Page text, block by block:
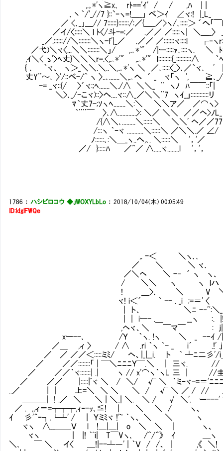
,.｡*'ヽ≧x､ rﾄ=='ｲ' / / ,ﾊ | | 難しい判断
､丶｀/'_//7 }::`ｰヽ=!＿_」 べ＞ｲ ∠ヾ:! |_L_
／ <､_」＿// 7::::::}:::::::/:／{＿_／>ヽ/､:::::＞ ´へ「￣
／イ/〈:::::＼ l ﾄ〈/斗-=:／ .／／ ／:::::ヽ| ＼＿_〉
_／.:::::://＼::::::::＼ヽ-f'|_／ .／／ ／:::::::ヾ::::l ┌‐ヽ
／弋)＼ヾ〈...＼＼::::::::＼」/ ,.｡*'" /|ー:::::ｧ､::::ヽ. ＼ ﾄ
,ｲ＼< ゝ'>ﾍ丈}＼＼＼r=.<,.｡*'" ,.｡*'" l:::::::::{_::::::::::∧ ｀
{ ､ ｀ヾ、 ヽ＞_＼＼.＼..＼,.｡*'ヽ ＼ ／､:::::〈_〉､／｀ヾ､ '
丈Y¨～､ 〉'/::べ-/^ ヽ 〉..､.......＼,.｡へ ´ _ ヾ「ヽ ', ≧､_/
-= _ヾ::{/ 〉´ヾ:;ﾍ.......＼./∧ ＼＼_ ¨ ヽﾉ ﾊ￣￣::「|
＼>､_/ｰこヾ)::〉へ....ヾ::∧_／＼＼¨7 ヽｲ_」::::::::::::リ
ﾏ｀丈7-;ｿヽﾍ........＼:＼ ＼＼ア／ ／⌒ヽ>
｀¨¨￣ 〉､∧............>: ＼／ ＼＼ ／／ヘ>ﾉL_
/{∧＼､.........＼::::::＼ ＼＼' ヘ／／77
/:::ヽ ｀ｰヾ ...........＼::::::＼ ／＼＼.／ ∠/
ﾉ::::::､:＼＿_ヽ..へ,､. ＼::::::＼ '，'／
／/ }:::::ﾊ ／^／ ∧.....ヾ........l '，'，
1786 ： ハシビロコウ ◆.jWOXYLbLo ：2018/10/04(木) 00:05:49
ID:IdglFWQe
,. -＜ ＼ヽ､､
／ ＼ ＼ ヾ､
／＼ヘ ＼ -‐ ´ ヽ ヽ、
/ ＼＼ ヽ ヽ lハ
! ＿>､ ＼ V
ヾ! i＜´ ｀ ｰ- . _i ;=＝' 〈
| ト、 ＼ﾆ -‐'ﾞ:＼_,. イ r=====t､ とこ
| | iー- .＿ __ヽ :. |!┐ | ／
,ヘヾ、＼ ￣マ￣ : ｊ|ヨ |∠
xー--､ /Ｙ ｀ヽ. !ヽ ＼ _ -‐ｲ /|ｦ'´ ￣￣
／＿ ,ィ 〉 / ∧ .ｒi ｀ヽ ｀- _ i´ .!'
／ ／ ／／＜:::::ミﾐ/ ヘ、|_|__i. ト ｀ ┴ﾆ二彡'/i
／ ／／::::::::「 | ￣＼ﾆﾆﾆＹ￣.＼ | 三ヾ.
／ ／／｀ヾ:::::::| .| ヽ // x'⌒ヽ｀ヽL 三 | //圭圭
／ ／／ |:::::|ﾞヾ ＼ / ＼/ √ ＼ ｀ミｰヾ-=＝'ﾆﾆﾆＹ ＜
..／ | |＿＿ 上=＼ ＼ ＼ ＼ / √ ＼ ／ / // // /
＿＿＿| ! .／ ＼ ＼ | ＼_| ＼. ＼ / √ ＼'. ー---' '
／ . ,,ィ＝=┬┬┬,ｨ‐-ｯ､≦! | ＼ ＼ / ヽ、
ｲ 彡'＾ｰ┐.└┴' / | Ｙミﾐヾ !'~ ｀ヽ、 ＼
ヾヽ ∧__＿＿Ｖ l !＿|＿| o ＼ ＼ |
ヾヽ | |! ｀ﾞi| T￣Vヽ､ /^/＾》 ｲ
＼､ ￣ ＼ イ〈 ＿!|--┴―' | ｀Ｖ / /、 |